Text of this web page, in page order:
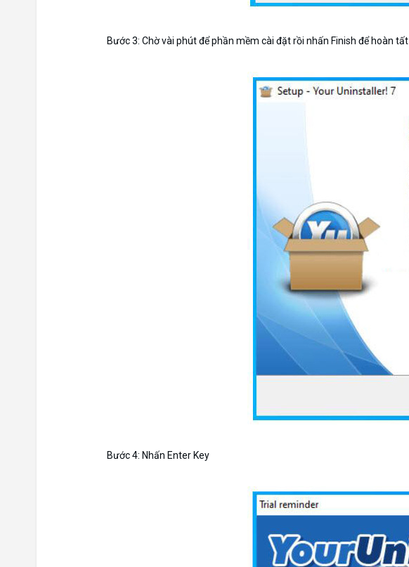
Bước 3: Chờ vài phút để phần mềm cài đặt rồi nhấn Finish để hoàn tất
Bước 4: Nhấn Enter Key